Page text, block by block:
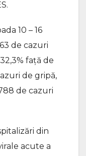
10 – 16
de cazuri
față de
de gripă,
de cazuri
din
acute a